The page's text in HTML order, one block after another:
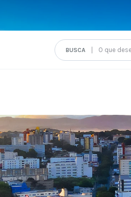
O que deseja encontrar?